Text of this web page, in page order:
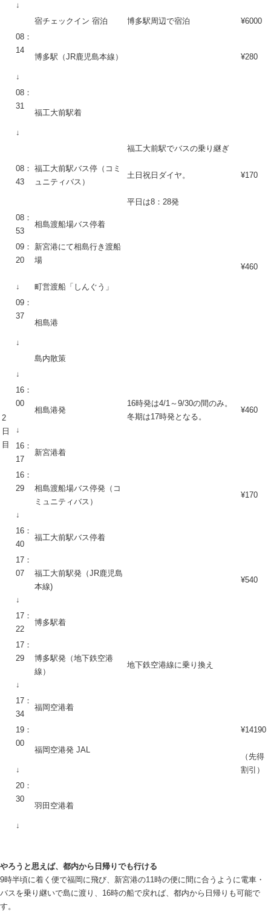
↓
宿チェックイン 宿泊
博多駅周辺で宿泊 ¥6000
2
日
目
08：
14
↓
博多駅（JR鹿児島本線） ¥280
08：
31
↓
福工大前駅着
08：
43
福工大前駅バス停（コミ
ュニティバス）
福工大前駅でバスの乗り継ぎ
土日祝日ダイヤ。
平日は8：28発
¥170
08：
53
相島渡船場バス停着
09：
20
↓
新宮港にて相島行き渡船
場
町営渡船「しんぐう」
¥460
09：
37
↓
相島港
島内散策
↓
16：
00
↓
相島港発
16時発は4/1～9/30の間のみ。
冬期は17時発となる。
¥460
16：
17
新宮港着
16：
29
↓
相島渡船場バス停発（コ
ミュニティバス）
¥170
16：
40
福工大前駅バス停着
17：
07
↓
福工大前駅発（JR鹿児島
本線)
¥540
17：
22
博多駅着
17：
29
↓
博多駅発（地下鉄空港
線）
地下鉄空港線に乗り換え
17：
34
福岡空港着
19：
00
↓
福岡空港発 JAL
¥14190
（先得
割引）
20：
30
↓
羽田空港着
やろうと思えば、都内から日帰りでも行ける
9時半頃に着く便で福岡に飛び、新宮港の11時の便に間に合うように電車・
バスを乗り継いで島に渡り、16時の船で戻れば、都内から日帰りも可能で
す。